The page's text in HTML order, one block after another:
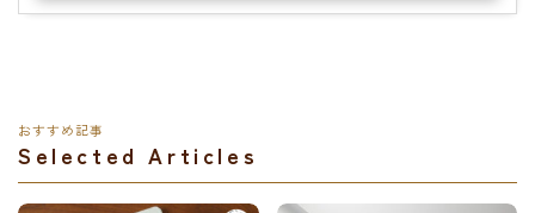
おすすめ記事
Selected Articles